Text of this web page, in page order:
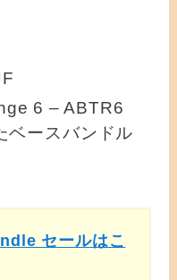
6 – ABTR6
ベースバンドル
セールはこ